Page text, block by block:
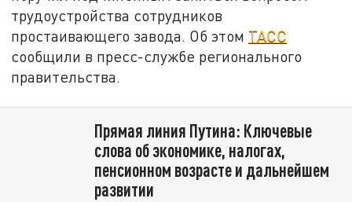
трудоустройства сотрудников
простаивающего завода. Об этом ТАСС
сообщили в пресс-службе регионального
правительства.
Прямая линия Путина: Ключевые
слова об экономике, налогах,
пенсионном возрасте и дальнейшем
развитии